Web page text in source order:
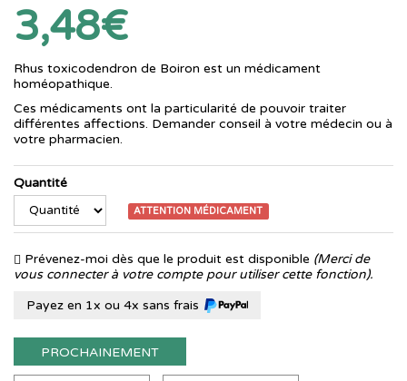
3,48€
Rhus toxicodendron de Boiron est un médicament
homéopathique.
Ces médicaments ont la particularité de pouvoir traiter
différentes affections. Demander conseil à votre médecin ou à
votre pharmacien.
Quantité
ATTENTION MÉDICAMENT
Prévenez-moi dès que le produit est disponible (Merci de
vous connecter à votre compte pour utiliser cette fonction).
Payez en 1x ou 4x sans frais
PROCHAINEMENT